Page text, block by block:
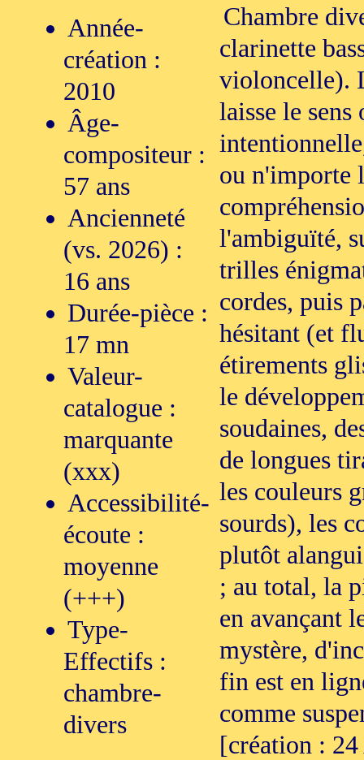
Année-
création :
2010
Âge-
compositeur :
57 ans
Ancienneté
(vs. 2026) :
16 ans
Durée-pièce :
17 mn
Valeur-
catalogue :
marquante
(xxx)
Accessibilité-
écoute :
moyenne
(+++)
Type-
Effectifs :
chambre-
divers
Chambre
clarinette
violoncelle).
laisse le
ou n'importe
l'ambiguïté,
trilles
cordes, puis
hésitant (et
étirements
le
soudaines,
de longues
les couleurs
sourds), les
plutôt
; au total, la
en avançant
mystère,
fin est en
comme
[création :